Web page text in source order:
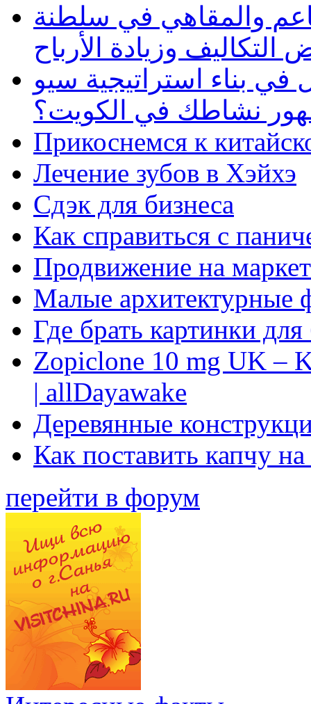
والمقاهي في سلطنة
وزيادة الأرباح
بناء استراتيجية سيو
نشاطك في الكويت؟
Прикоснемся к
Лечение зубов в Хэйхэ
Сдэк для бизнеса
Как справиться с
Продвижение на
Малые архитектурные
Где брать картинки
Zopiclone 10 mg UK –
| allDayawake
Деревянные
Как поставить капчу
перейти в форум